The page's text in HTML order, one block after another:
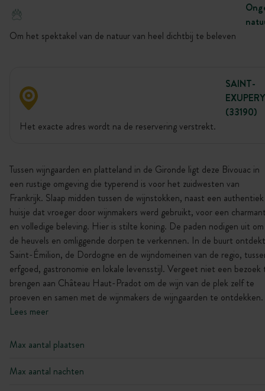
Om het spektakel van de natuur van heel dichtbij te beleven
SAINT-
EXUPERY
(33190)
Het exacte adres wordt na de reservering verstrekt.
Tussen wijngaarden en platteland in de Gironde ligt deze Bivouac in
een rustige omgeving die typerend is voor het zuidwesten van
Frankrijk. Slaap midden tussen de wijnstokken, naast een authentiek
huisje dat vroeger door wijnmakers werd gebruikt, voor een
en volledige beleving. Hier is stilte koning. De paden nodigen uit om
de heuvels en omliggende dorpen te verkennen. In de buurt
Saint-Émilion, de Dordogne en de wijndomeinen van de regio,
erfgoed, gastronomie en lokale levensstijl. Vergeet niet een bezoek
brengen aan Château Haut-Pradot om de wijn van de plek zelf te
proeven en samen met de wijnmakers de wijngaarden te ontdekken.
Lees meer
Max aantal plaatsen
Max aantal nachten